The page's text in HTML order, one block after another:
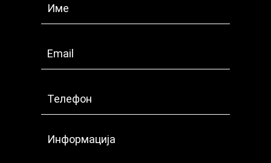
you
human,
field
blank.